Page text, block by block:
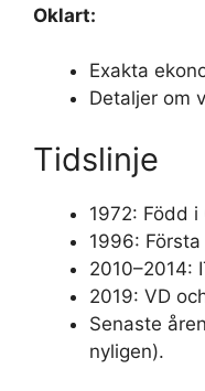
Oklart:
Exakta
Detaljer om
Tidslinje
1972: Född i
1996:
2010–2014:
2019: VD
Senaste
nyligen).